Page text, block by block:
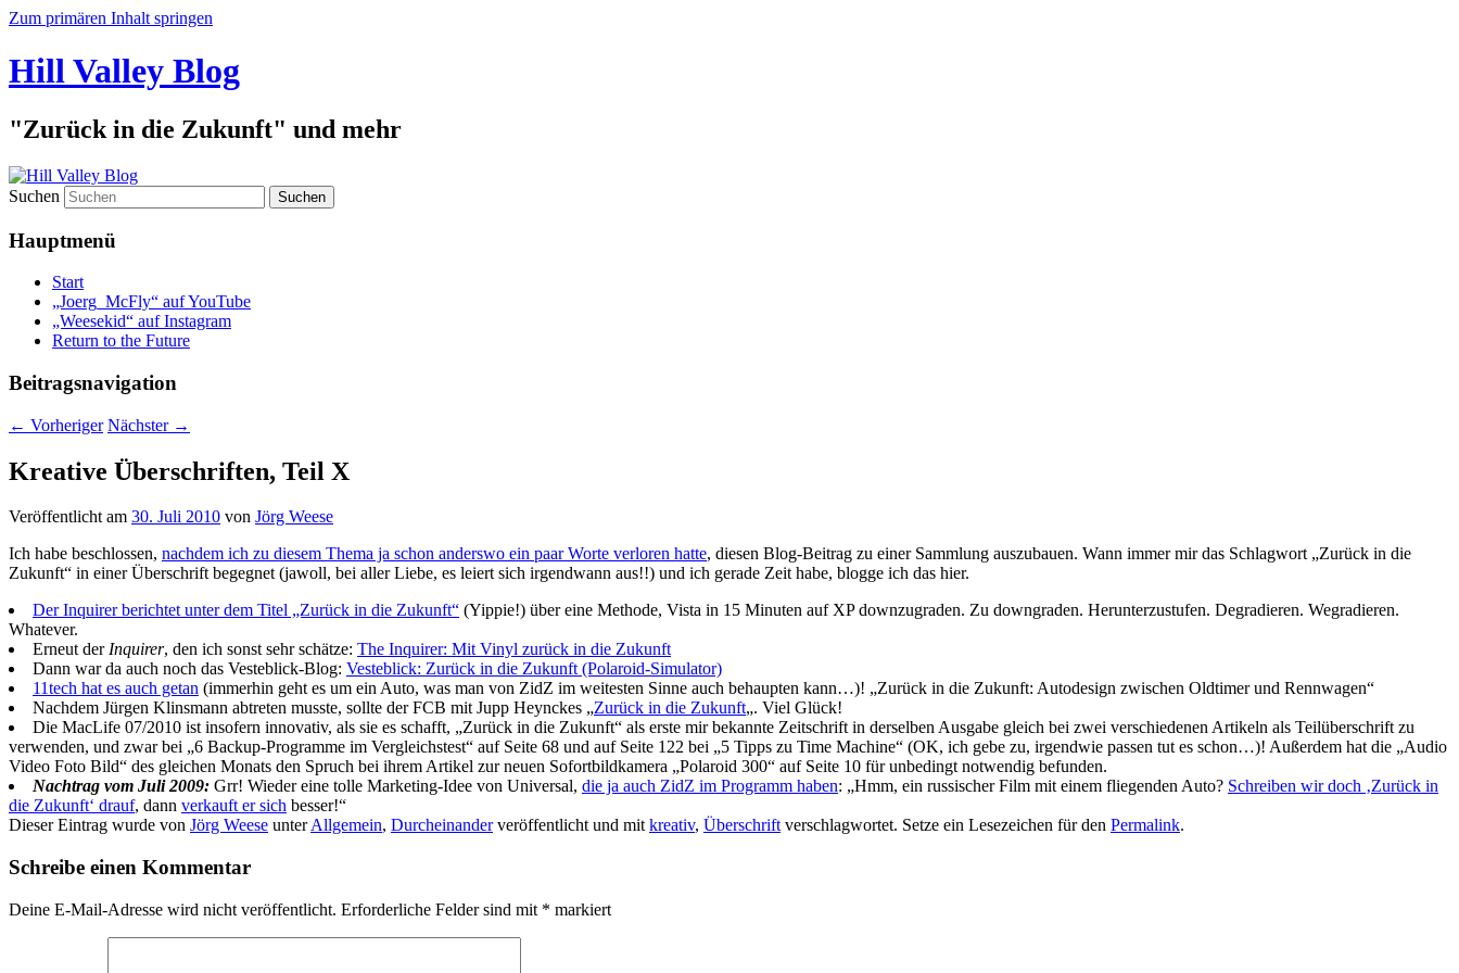
Zum primären Inhalt springen
Hill Valley Blog
"Zurück in die Zukunft" und mehr
Suchen
Hauptmenü
Start
„Joerg_McFly“ auf YouTube
„Weesekid“ auf Instagram
Return to the Future
Beitragsnavigation
← Vorheriger Nächster →
Kreative Überschriften, Teil X
Veröffentlicht am 30. Juli 2010 von Jörg Weese
Ich habe beschlossen, nachdem ich zu diesem Thema ja schon anderswo ein paar Worte verloren hatte, diesen Blog-Beitrag zu einer Sammlung auszubauen. Wann immer mir das Schlagwort „Zurück in die
Zukunft“ in einer Überschrift begegnet (jawoll, bei aller Liebe, es leiert sich irgendwann aus!!) und ich gerade Zeit habe, blogge ich das hier.
Der Inquirer berichtet unter dem Titel „Zurück in die Zukunft“ (Yippie!) über eine Methode, Vista in 15 Minuten auf XP downzugraden. Zu downgraden. Herunterzustufen. Degradieren. Wegradieren.
Whatever.
Erneut derInquirer, den ich sonst sehr schätze: The Inquirer: Mit Vinyl zurück in die Zukunft
Dann war da auch noch das Vesteblick-Blog: Vesteblick: Zurück in die Zukunft (Polaroid-Simulator)
11tech hat es auch getan (immerhin geht es um ein Auto, was man von ZidZ im weitesten Sinne auch behaupten kann…)! „Zurück in die Zukunft: Autodesign zwischen Oldtimer und Rennwagen“
Nachdem Jürgen Klinsmann abtreten musste, sollte der FCB mit Jupp Heynckes „Zurück in die Zukunft„. Viel Glück!
Die MacLife 07/2010 ist insofern innovativ, als sie es schafft, „Zurück in die Zukunft“ als erste mir bekannte Zeitschrift in derselben Ausgabe gleich bei zwei verschiedenen Artikeln als Teilüberschrift zu
verwenden, und zwar bei „6 Backup-Programme im Vergleichstest“ auf Seite 68 und auf Seite 122 bei „5 Tipps zu Time Machine“ (OK, ich gebe zu, irgendwie passen tut es schon…)! Außerdem hat die „Audio
Video Foto Bild“ des gleichen Monats den Spruch bei ihrem Artikel zur neuen Sofortbildkamera „Polaroid 300“ auf Seite 10 für unbedingt notwendig befunden.
Nachtrag vom Juli 2009: Grr! Wieder eine tolle Marketing-Idee von Universal, die ja auch ZidZ im Programm haben: „Hmm, ein russischer Film mit einem fliegenden Auto? Schreiben wir doch ‚Zurück in
die Zukunft‘ drauf, dann verkauft er sich besser!“
Dieser Eintrag wurde von Jörg Weese unterAllgemein, Durcheinanderveröffentlicht und mitkreativ, Überschriftverschlagwortet. Setze ein Lesezeichen für den Permalink.
Schreibe einen Kommentar
Deine E-Mail-Adresse wird nicht veröffentlicht. Erforderliche Felder sind mit * markiert